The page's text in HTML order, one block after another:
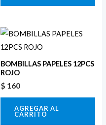
BOMBILLAS PAPELES 12PCS
ROJO
$ 160
AGREGAR AL
CARRITO